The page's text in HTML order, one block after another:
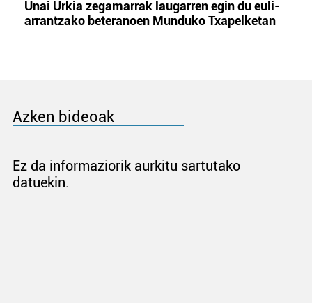
Unai Urkia zegamarrak laugarren egin du euli-
arrantzako beteranoen Munduko Txapelketan
Azken bideoak
Ez da informaziorik aurkitu sartutako
datuekin.